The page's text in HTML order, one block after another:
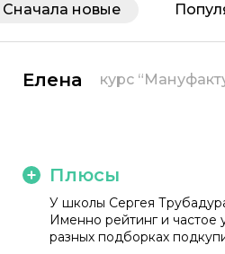
Сначала новые
Елена курс
Плюсы
У школы Сергея
Именно рейтинг и частое
разных подборках
комментарий
бизнес-авторов"
пакет копимаркетолога
деньги на текстах"